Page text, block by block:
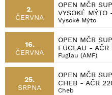
2.
ČERVNA
OPEN MČR
VYSOKÉ
Vysoké Mýto
16.
ČERVNA
OPEN MČR
FUGLAU -
Fuglau (AMF)
25.
SRPNA
OPEN MČR
CHEB - AČR
Cheb